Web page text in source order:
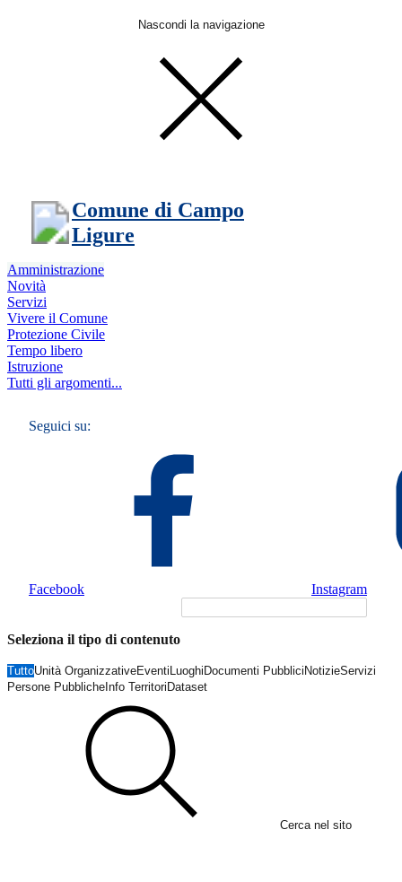
Nascondi la navigazione
Comune di Campo
Ligure
Amministrazione
Novità
Servizi
Vivere il Comune
Protezione Civile
Tempo libero
Istruzione
Tutti gli argomenti...
Seguici su:
Facebook Instagram
Seleziona il tipo di contenuto
TuttoUnità OrganizzativeEventi Luoghi Documenti Pubblici NotizieServizi
Persone Pubbliche Info Territori Dataset
Cerca nel sito